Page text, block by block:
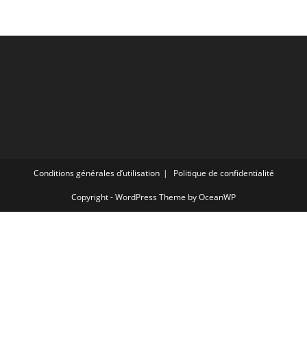
Conditions générales d’utilisation Politique de confidentialité
Copyright - WordPress Theme by OceanWP